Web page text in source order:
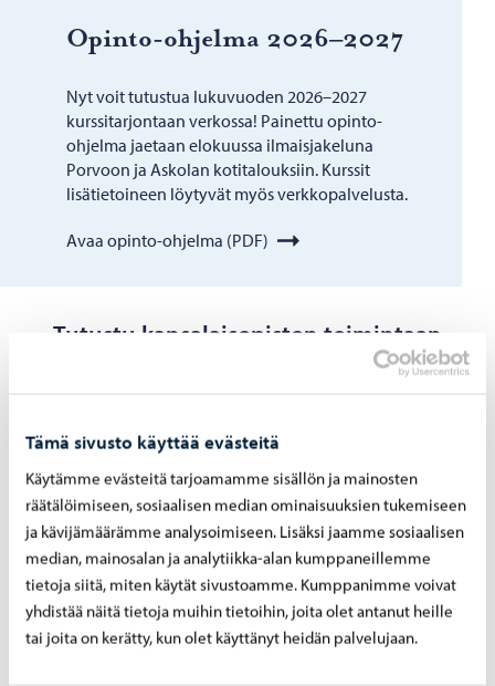
Tämä sivusto käyttää evästeitä
Käytämme evästeitä tarjoamamme sisällön ja mainosten
räätälöimiseen, sosiaalisen median ominaisuuksien tukemiseen
ja kävijämäärämme analysoimiseen. Lisäksi jaamme sosiaalisen
median, mainosalan ja analytiikka-alan kumppaneillemme
tietoja siitä, miten käytät sivustoamme. Kumppanimme voivat
yhdistää näitä tietoja muihin tietoihin, joita olet antanut heille
tai joita on kerätty, kun olet käyttänyt heidän palvelujaan.
Opinto-​ohjelma 2026–2027
Nyt voit tutustua lukuvuoden 2026–2027
kurssitarjontaan verkossa! Painettu opinto-
ohjelma jaetaan elokuussa ilmaisjakeluna
Porvoon ja Askolan kotitalouksiin. Kurssit
lisätietoineen löytyvät myös verkkopalvelusta.
Avaa opinto-ohjelma (PDF)
Tutustu kansalaisopiston toimintaan
Opinto-​ohjelma (PDF)